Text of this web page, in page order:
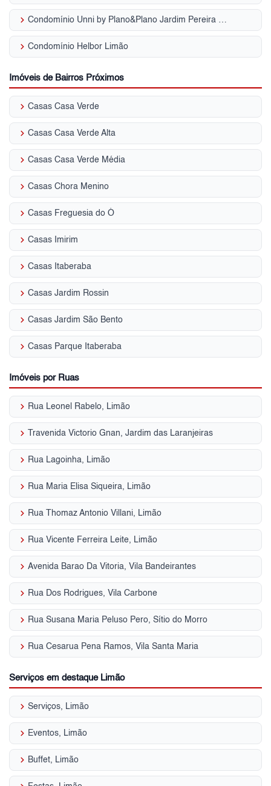
keyboard_arrow_right Condomínio Unni by Plano&Plano Jardim Pereira Leite
keyboard_arrow_right Condomínio Helbor Limão
Imóveis de Bairros Próximos
keyboard_arrow_right Casas Casa Verde
keyboard_arrow_right Casas Casa Verde Alta
keyboard_arrow_right Casas Casa Verde Média
keyboard_arrow_right Casas Chora Menino
keyboard_arrow_right Casas Freguesia do Ó
keyboard_arrow_right Casas Imirim
keyboard_arrow_right Casas Itaberaba
keyboard_arrow_right Casas Jardim Rossin
keyboard_arrow_right Casas Jardim São Bento
keyboard_arrow_right Casas Parque Itaberaba
Imóveis por Ruas
keyboard_arrow_right Rua Leonel Rabelo, Limão
keyboard_arrow_right Travenida Victorio Gnan, Jardim das Laranjeiras
keyboard_arrow_right Rua Lagoinha, Limão
keyboard_arrow_right Rua Maria Elisa Siqueira, Limão
keyboard_arrow_right Rua Thomaz Antonio Villani, Limão
keyboard_arrow_right Rua Vicente Ferreira Leite, Limão
keyboard_arrow_right Avenida Barao Da Vitoria, Vila Bandeirantes
keyboard_arrow_right Rua Dos Rodrigues, Vila Carbone
keyboard_arrow_right Rua Susana Maria Peluso Pero, Sítio do Morro
keyboard_arrow_right Rua Cesarua Pena Ramos, Vila Santa Maria
Serviços em destaque Limão
keyboard_arrow_right Serviços, Limão
keyboard_arrow_right Eventos, Limão
keyboard_arrow_right Buffet, Limão